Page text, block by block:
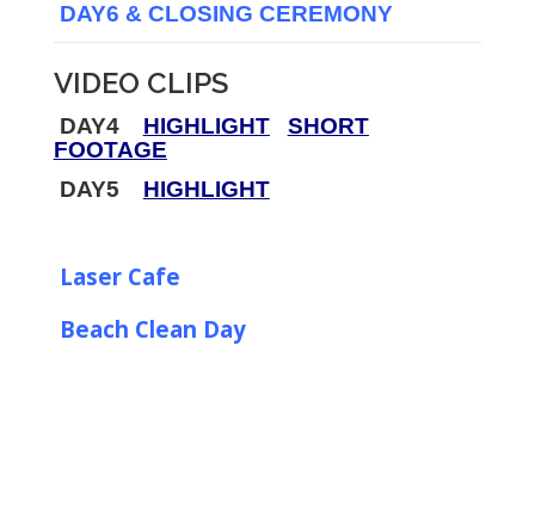
DAY6 & CLOSING CEREMONY
VIDEO CLIPS
DAY4 HIGHLIGHT
SHORT
FOOTAGE
DAY5 HIGHLIGHT
Laser Cafe
Beach Clean Day